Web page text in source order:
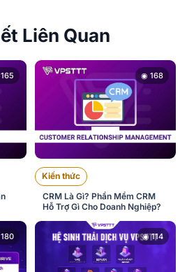
Liên Quan
◉ 168
Kiến thức
CRM Là Gì? Phần Mềm CRM
Hỗ Trợ Gì Cho Doanh Nghiệp?
◉ 114